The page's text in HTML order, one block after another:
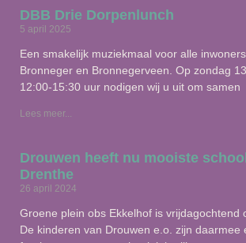
DBB Drie Dorpenlunch
5 april 2025
Een smakelijk muziekmaal voor alle
Bronneger en Bronnegerveen. Op zondag
12:00-15:30 uur nodigen wij u uit om samen
Lees meer...
Drouwen heeft nu mooiste
Drenthe
26 april 2024
Groene plein obs Ekkelhof is vrijdagochtend
De kinderen van Drouwen e.o. zijn daarmee